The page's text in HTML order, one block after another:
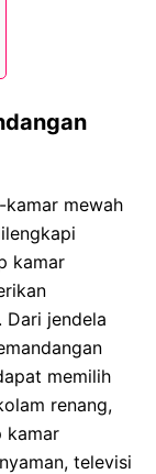
mewah
kamar
Dari jendela
memilih
renang,
kamar
televisi